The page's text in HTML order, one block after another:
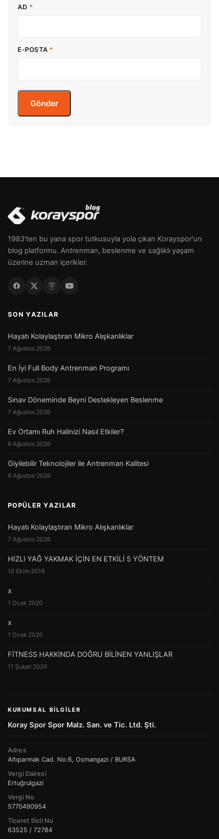
AD *
E-POSTA *
1983'ten bu yana spor tutkusuyla yola çıkan Korayspor'un
blog platformu. Antrenman, beslenme ve sağlıklı yaşam
üzerine uzman içerikler.
SON YAZILAR
Hayatı Kolaylaştıran Mikro Alışkanlıklar
7 Ağustos 2026
En İyi Full Body Antrenman Programı
7 Ağustos 2026
Sınav Döneminde Beyni Destekleyen Beslenme
7 Ağustos 2026
Ev Ortamı Ruh Halinizi Nasıl Etkiler?
6 Ağustos 2026
Giyilebilir Teknolojiler ile Antrenman Kalitesi
6 Ağustos 2026
POPÜLER YAZILAR
Hayatı Kolaylaştıran Mikro Alışkanlıklar
7 Ağustos 2026
HIZLI YAĞ YAKMAK İÇİN EN ETKİLİ 5 YÖNTEM
10 Ekim 2019
x
1 Ocak 2020
x
1 Ocak 2020
FİTNESS HAKKINDA DOĞRU BİLİNEN YANLIŞLAR
11 Şubat 2020
KURUMSAL BILGILER
Koray Spor Spor Malz. San. ve Tic. Ltd. Şti.
Adres
Altıparmak Cad. No:6, Osmangazi / BURSA
Vergi Dairesi
Ertuğrulgazi
Vergi No
5770490954
Ticaret Sicil No
63525 / 72784